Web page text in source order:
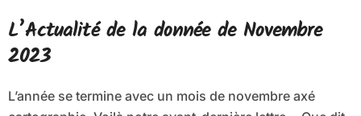
L’Actualité de la donnée de Novembre
2023
L’année se termine avec un mois de novembre axé